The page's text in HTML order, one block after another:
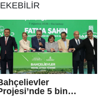
5 bin